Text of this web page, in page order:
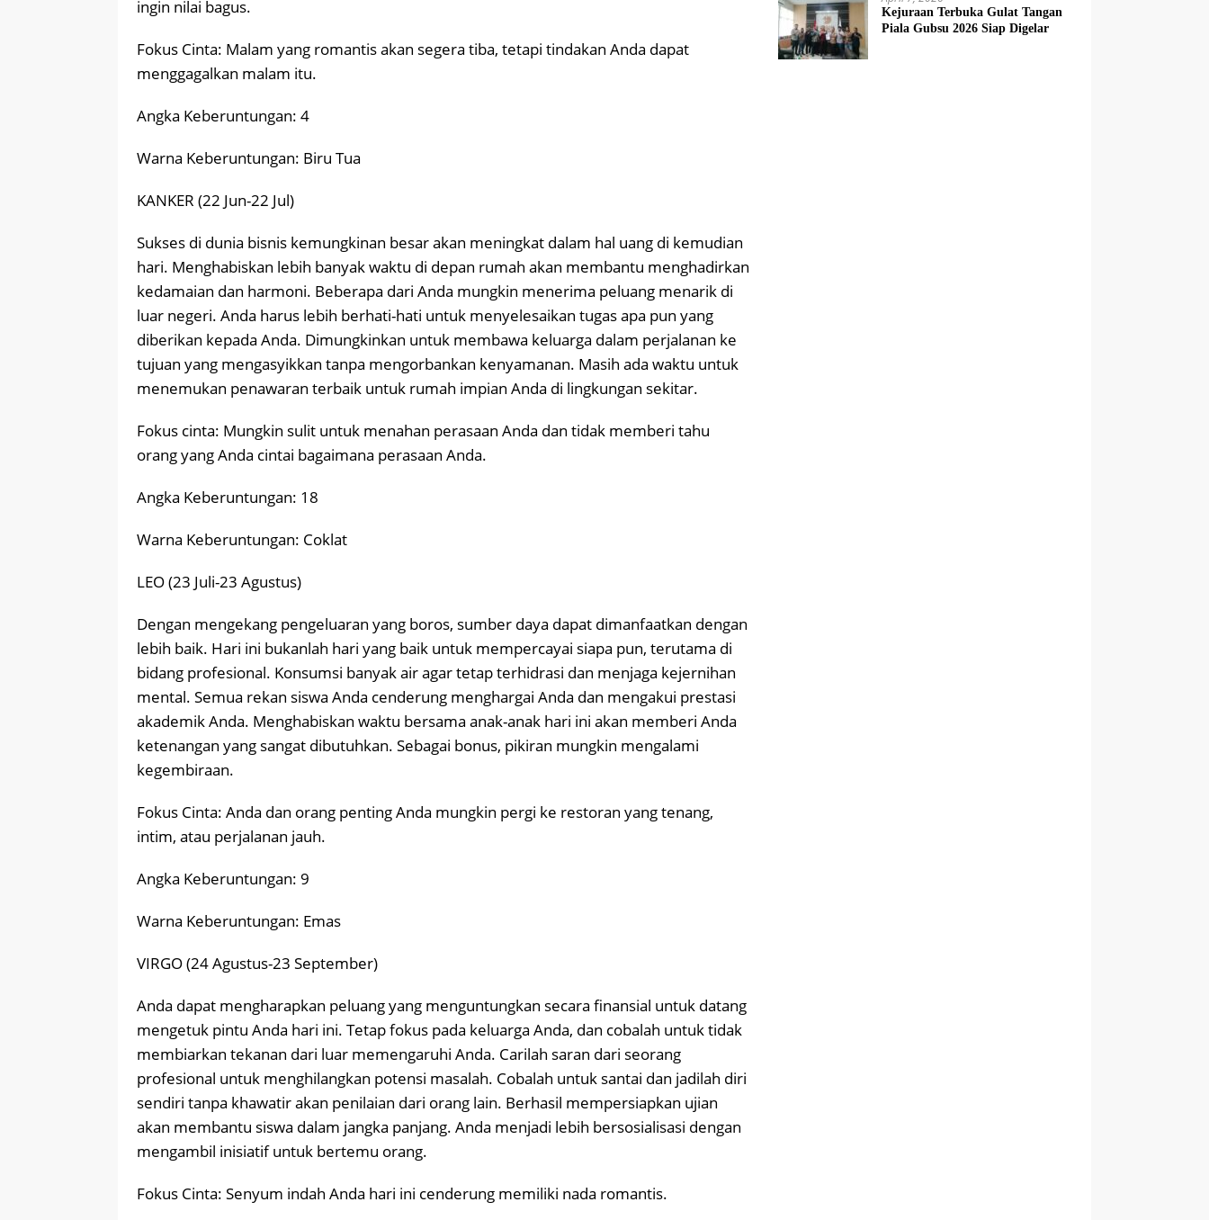
ingin nilai bagus.
Fokus Cinta: Malam yang romantis akan segera tiba, tetapi tindakan Anda dapat
menggagalkan malam itu.
Angka Keberuntungan: 4
Warna Keberuntungan: Biru Tua
KANKER (22 Jun-22 Jul)
Sukses di dunia bisnis kemungkinan besar akan meningkat dalam hal uang di kemudian
hari. Menghabiskan lebih banyak waktu di depan rumah akan membantu menghadirkan
kedamaian dan harmoni. Beberapa dari Anda mungkin menerima peluang menarik di
luar negeri. Anda harus lebih berhati-hati untuk menyelesaikan tugas apa pun yang
diberikan kepada Anda. Dimungkinkan untuk membawa keluarga dalam perjalanan ke
tujuan yang mengasyikkan tanpa mengorbankan kenyamanan. Masih ada waktu untuk
menemukan penawaran terbaik untuk rumah impian Anda di lingkungan sekitar.
Fokus cinta: Mungkin sulit untuk menahan perasaan Anda dan tidak memberi tahu
orang yang Anda cintai bagaimana perasaan Anda.
Angka Keberuntungan: 18
Warna Keberuntungan: Coklat
LEO (23 Juli-23 Agustus)
Dengan mengekang pengeluaran yang boros, sumber daya dapat dimanfaatkan dengan
lebih baik. Hari ini bukanlah hari yang baik untuk mempercayai siapa pun, terutama di
bidang profesional. Konsumsi banyak air agar tetap terhidrasi dan menjaga kejernihan
mental. Semua rekan siswa Anda cenderung menghargai Anda dan mengakui prestasi
akademik Anda. Menghabiskan waktu bersama anak-anak hari ini akan memberi Anda
ketenangan yang sangat dibutuhkan. Sebagai bonus, pikiran mungkin mengalami
kegembiraan.
Fokus Cinta: Anda dan orang penting Anda mungkin pergi ke restoran yang tenang,
intim, atau perjalanan jauh.
Angka Keberuntungan: 9
Warna Keberuntungan: Emas
VIRGO (24 Agustus-23 September)
Anda dapat mengharapkan peluang yang menguntungkan secara finansial untuk datang
mengetuk pintu Anda hari ini. Tetap fokus pada keluarga Anda, dan cobalah untuk tidak
membiarkan tekanan dari luar memengaruhi Anda. Carilah saran dari seorang
profesional untuk menghilangkan potensi masalah. Cobalah untuk santai dan jadilah diri
sendiri tanpa khawatir akan penilaian dari orang lain. Berhasil mempersiapkan ujian
akan membantu siswa dalam jangka panjang. Anda menjadi lebih bersosialisasi dengan
mengambil inisiatif untuk bertemu orang.
Fokus Cinta: Senyum indah Anda hari ini cenderung memiliki nada romantis.
Kejuraan Terbuka Gulat Tangan
Piala Gubsu 2026 Siap Digelar